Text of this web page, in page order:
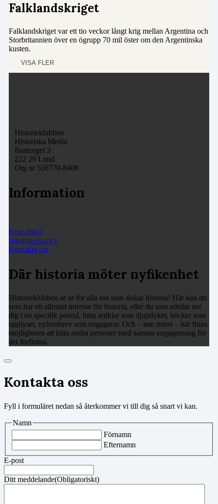
Falklandskriget
Falklandskriget var ett tio veckor långt krig mellan Argentina och
Storbritannien över en ögrupp 70 mil öster om den Argentinska
kusten.
VISA FLER
Historieklubben
Historiska Media
Bantorget 3
222 29 Lund
Org nr 556770-8408
Information
Köpvillkor
Integritetspolicy
Kontakta oss
Där historia möter nyfikenhet
Historieklubben.se är för alla oss som älskar historia! Här kan du
som har ett allmänt intresse för historia, eller du som nördar ner
dig i en specifik period, hitta artiklar som djupdyker, böcker som
upplyser, nyhetsbrev som engagerar. Och – inte minst – här finns
möjligheten att hitta andra personer med samma engagemang för
det förflutna.
Kontakta oss
Fyll i formuläret nedan så återkommer vi till dig så snart vi kan.
Namn
Förnamn
Efternamn
E-post
Ditt meddelande(Obligatoriskt)